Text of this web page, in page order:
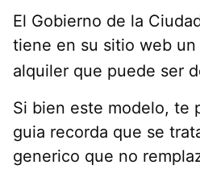
El Gobierno de la
tiene en su sitio web un
alquiler que puede ser
Si bien este modelo, te
guia recorda que se
generico que no